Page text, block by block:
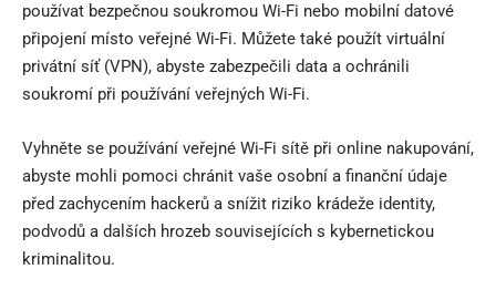
používat bezpečnou soukromou Wi-Fi nebo mobilní datové
připojení místo veřejné Wi-Fi. Můžete také použít virtuální
privátní síť (VPN), abyste zabezpečili data a ochránili
soukromí při používání veřejných Wi-Fi.
Vyhněte se používání veřejné Wi-Fi sítě při online nakupování,
abyste mohli pomoci chránit vaše osobní a finanční údaje
před zachycením hackerů a snížit riziko krádeže identity,
podvodů a dalších hrozeb souvisejících s kybernetickou
kriminalitou.